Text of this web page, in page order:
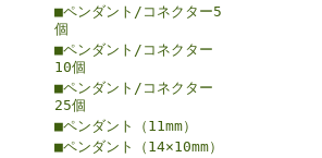
■ペンダント/コネクター5
個
■ペンダント/コネクター
10個
■ペンダント/コネクター
25個
■ペンダント（11mm）
■ペンダント（14×10mm）